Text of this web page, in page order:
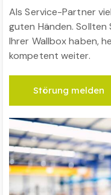
Als Service-Partner
guten Händen.
Ihrer Wallbox haben,
kompetent weiter.
Störung melden